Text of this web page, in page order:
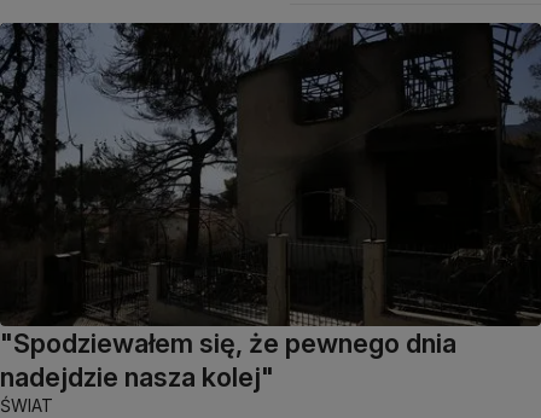
"Spodziewałem się, że pewnego dnia
nadejdzie nasza kolej"
ŚWIAT